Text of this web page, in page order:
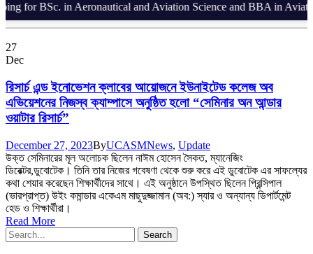
BSc. in Aeronautical and Aviation Science and BBA in Aviation
27
Dec
রিসার্চ এন্ড ইনোভেশন ক্লাবের আয়োজনে ইউনাইটেড কলেজ অব
এভিয়েশনের নিজস্ব ক্যাম্পাসে অনুষ্ঠিত হলো “সেমিনার অন আন্ডার
ওয়াটার রিসার্চ”
December 27, 2023ByUCASMNews, Update
উক্ত সেমিনারের মূল অলোচক ছিলেন নাঈম হোসেন সৈকত, ম্যানেজিং
ডিরেক্টর,ডুবোটেক। তিনি তার নিজের গবেষণা থেকে শুরু করে এই ডুবোটেক এর সাফল্যের
কথা শেয়ার করেছেন শিক্ষার্থীদের সাথে। এই অনুষ্ঠানে উপস্থিত ছিলেন প্রিন্সিপাল
(ভারপ্রাপ্ত) উইং কমান্ডার একেএম মাছুদুজ্জামান (অব:) স্যার ও অন্যান্য ডিপার্টমেন্ট
হেড ও শিক্ষার্থীরা।
Read More